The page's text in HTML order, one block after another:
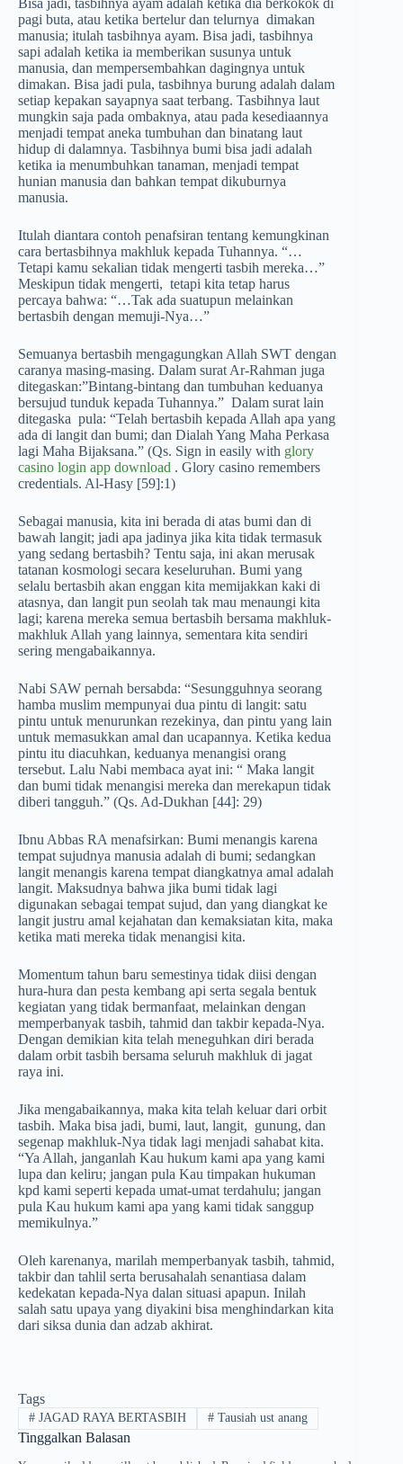
Bisa jadi, tasbihnya ayam adalah ketika dia berkokok di
pagi buta, atau ketika bertelur dan telurnya dimakan
manusia; itulah tasbihnya ayam. Bisa jadi, tasbihnya
sapi adalah ketika ia memberikan susunya untuk
manusia, dan mempersembahkan dagingnya untuk
dimakan. Bisa jadi pula, tasbihnya burung adalah dalam
setiap kepakan sayapnya saat terbang. Tasbihnya laut
mungkin saja pada ombaknya, atau pada kesediaannya
menjadi tempat aneka tumbuhan dan binatang laut
hidup di dalamnya. Tasbihnya bumi bisa jadi adalah
ketika ia menumbuhkan tanaman, menjadi tempat
hunian manusia dan bahkan tempat dikuburnya
manusia.
Itulah diantara contoh penafsiran tentang kemungkinan
cara bertasbihnya makhluk kepada Tuhannya. “…
Tetapi kamu sekalian tidak mengerti tasbih mereka…”
Meskipun tidak mengerti, tetapi kita tetap harus
percaya bahwa: “…Tak ada suatupun melainkan
bertasbih dengan memuji-Nya…”
Semuanya bertasbih mengagungkan Allah SWT dengan
caranya masing-masing. Dalam surat Ar-Rahman juga
ditegaskan:”Bintang-bintang dan tumbuhan keduanya
bersujud tunduk kepada Tuhannya.” Dalam surat lain
ditegaska pula: “Telah bertasbih kepada Allah apa yang
ada di langit dan bumi; dan Dialah Yang Maha Perkasa
lagi Maha Bijaksana.” (Qs. Sign in easily with glory
casino login app download . Glory casino remembers
credentials. Al-Hasy [59]:1)
Sebagai manusia, kita ini berada di atas bumi dan di
bawah langit; jadi apa jadinya jika kita tidak termasuk
yang sedang bertasbih? Tentu saja, ini akan merusak
tatanan kosmologi secara keseluruhan. Bumi yang
selalu bertasbih akan enggan kita memijakkan kaki di
atasnya, dan langit pun seolah tak mau menaungi kita
lagi; karena mereka semua bertasbih bersama makhluk-
makhluk Allah yang lainnya, sementara kita sendiri
sering mengabaikannya.
Nabi SAW pernah bersabda: “Sesungguhnya seorang
hamba muslim mempunyai dua pintu di langit: satu
pintu untuk menurunkan rezekinya, dan pintu yang lain
untuk memasukkan amal dan ucapannya. Ketika kedua
pintu itu diacuhkan, keduanya menangisi orang
tersebut. Lalu Nabi membaca ayat ini: “ Maka langit
dan bumi tidak menangisi mereka dan merekapun tidak
diberi tangguh.” (Qs. Ad-Dukhan [44]: 29)
Ibnu Abbas RA menafsirkan: Bumi menangis karena
tempat sujudnya manusia adalah di bumi; sedangkan
langit menangis karena tempat diangkatnya amal adalah
langit. Maksudnya bahwa jika bumi tidak lagi
digunakan sebagai tempat sujud, dan yang diangkat ke
langit justru amal kejahatan dan kemaksiatan kita, maka
ketika mati mereka tidak menangisi kita.
Momentum tahun baru semestinya tidak diisi dengan
hura-hura dan pesta kembang api serta segala bentuk
kegiatan yang tidak bermanfaat, melainkan dengan
memperbanyak tasbih, tahmid dan takbir kepada-Nya.
Dengan demikian kita telah meneguhkan diri berada
dalam orbit tasbih bersama seluruh makhluk di jagat
raya ini.
Jika mengabaikannya, maka kita telah keluar dari orbit
tasbih. Maka bisa jadi, bumi, laut, langit, gunung, dan
segenap makhluk-Nya tidak lagi menjadi sahabat kita.
“Ya Allah, janganlah Kau hukum kami apa yang kami
lupa dan keliru; jangan pula Kau timpakan hukuman
kpd kami seperti kepada umat-umat terdahulu; jangan
pula Kau hukum kami apa yang kami tidak sanggup
memikulnya.”
Oleh karenanya, marilah memperbanyak tasbih, tahmid,
takbir dan tahlil serta berusahalah senantiasa dalam
kedekatan kepada-Nya dalan situasi apapun. Inilah
salah satu upaya yang diyakini bisa menghindarkan kita
dari siksa dunia dan adzab akhirat.
Tags
#JAGAD RAYA BERTASBIH #Tausiah ust anang
Tinggalkan Balasan